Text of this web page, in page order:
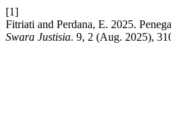
[1]
Fitriati and Perdana, E. 2025.
Swara Justisia. 9, 2 (Aug. 2025),